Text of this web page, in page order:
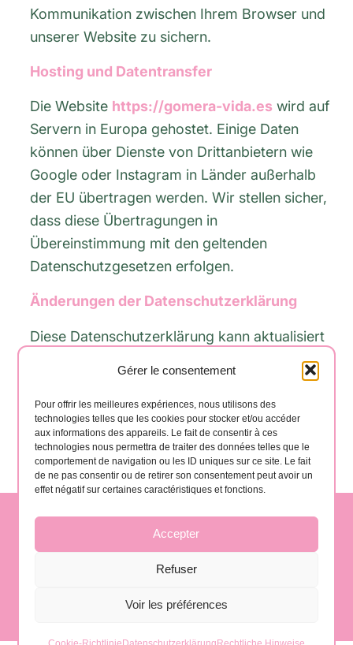
Gérer le consentement
Pour offrir les meilleures expériences, nous utilisons des
technologies telles que les cookies pour stocker et/ou accéder
aux informations des appareils. Le fait de consentir à ces
technologies nous permettra de traiter des données telles que le
comportement de navigation ou les ID uniques sur ce site. Le fait
de ne pas consentir ou de retirer son consentement peut avoir un
effet négatif sur certaines caractéristiques et fonctions.
Accepter
Refuser
Voir les préférences
Kommunikation zwischen Ihrem Browser und
unserer Website zu sichern.
Hosting und Datentransfer
Die Website https://gomera-vida.es wird auf
Servern in Europa gehostet. Einige Daten
können über Dienste von Drittanbietern wie
Google oder Instagram in Länder außerhalb
der EU übertragen werden. Wir stellen sicher,
dass diese Übertragungen in
Übereinstimmung mit den geltenden
Datenschutzgesetzen erfolgen.
Änderungen der Datenschutzerklärung
Diese Datenschutzerklärung kann aktualisiert
werden, um Änderungen in unseren Praktiken
Verpflichtungen nachzukommen. Wir
empfehlen Ihnen, diese Seite regelmäßig zu
überprüfen.
contact@gomera-vida.es
La Gomera, Spanien